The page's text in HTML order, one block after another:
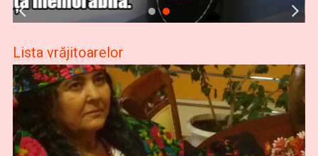
Lista vrăjitoarelor